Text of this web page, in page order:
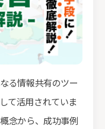
る情報共有のツー
て活用されていま
念から、成功事例